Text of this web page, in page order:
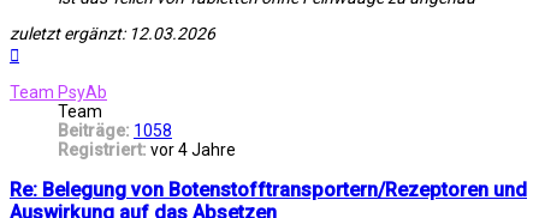
zuletzt ergänzt: 12.03.2026
Team PsyAb
Team
Beiträge: 1058
Registriert: vor 4 Jahre
Re: Belegung von Botenstofftransportern/Rezeptoren und
Auswirkung auf das Absetzen